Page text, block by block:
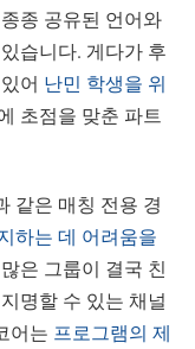
종 공유된 언어와
습니다. 게다가 후
어 난민 학생을 위
초점을 맞춘 파트
같은 매칭 전용 경
하는 데 어려움을
은 그룹이 결국 친
명할 수 있는 채널
어는 프로그램의 제